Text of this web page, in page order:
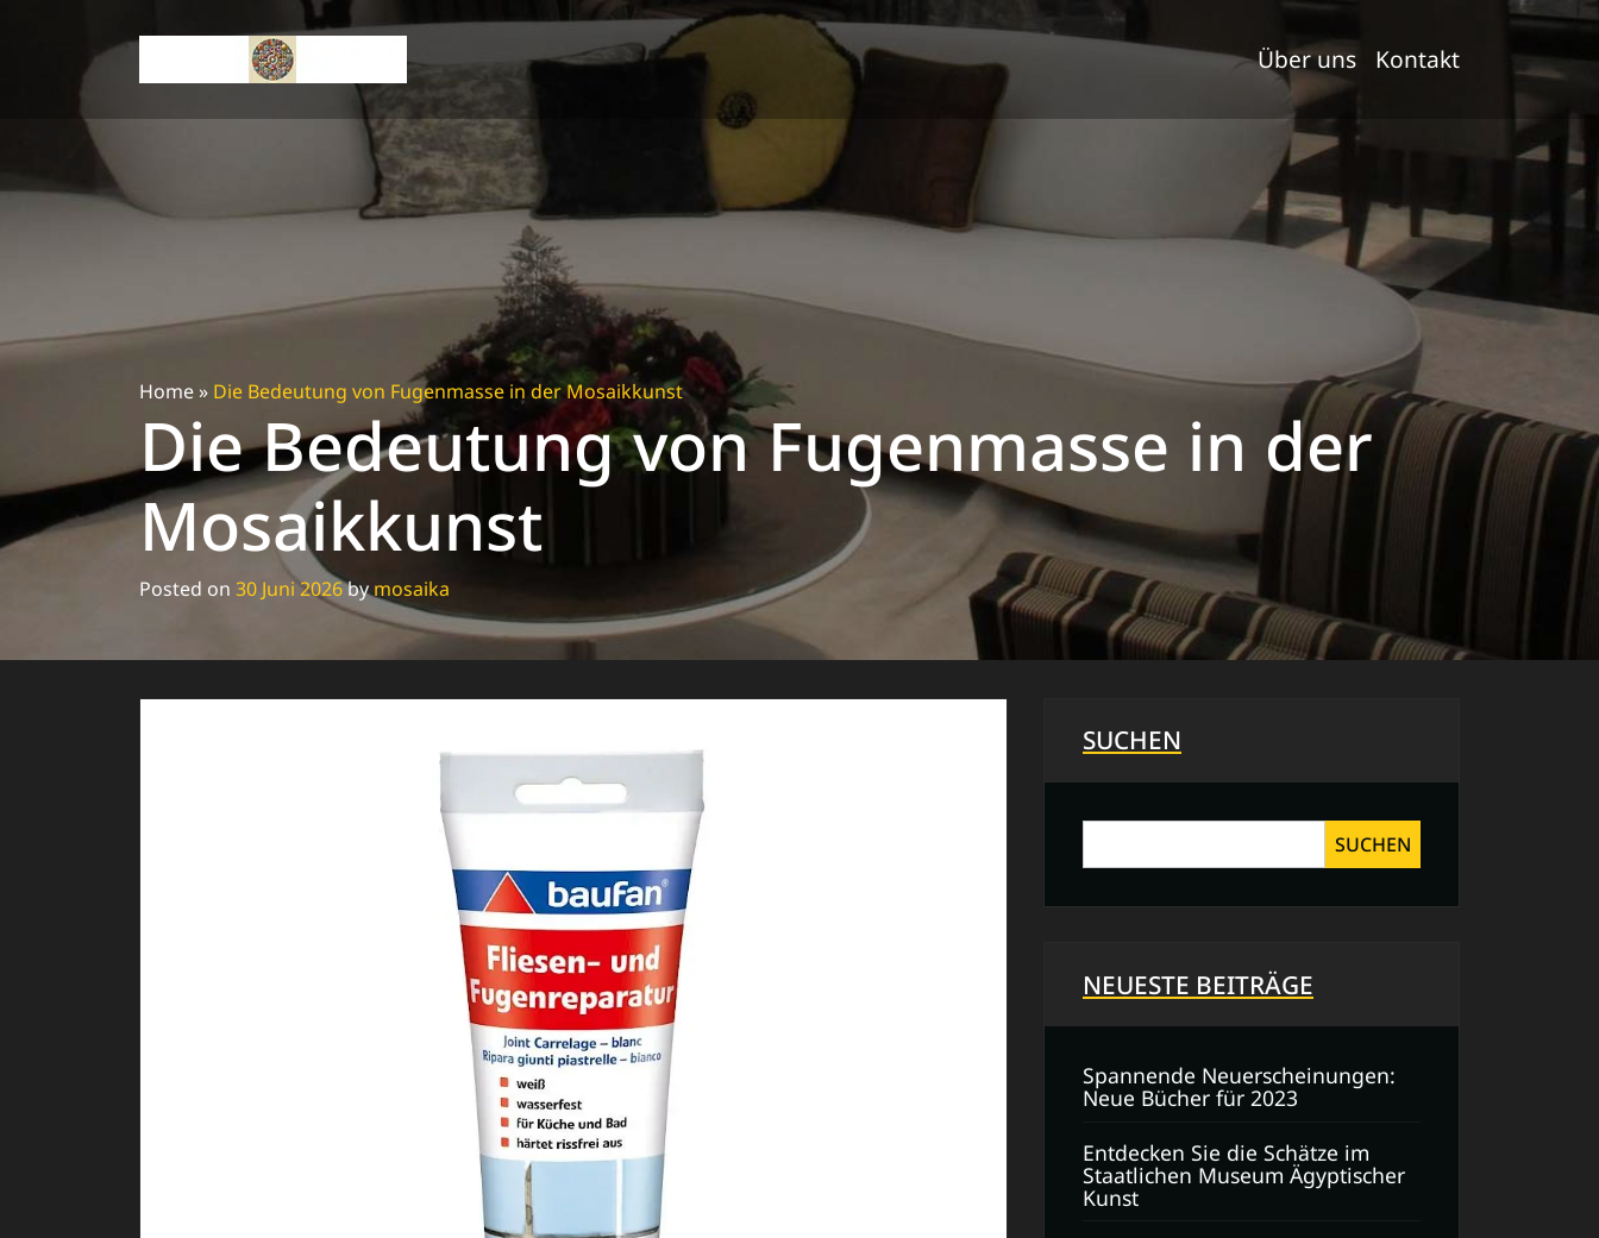
Über uns Kontakt
Home » Die Bedeutung von Fugenmasse in der Mosaikkunst
Die Bedeutung von Fugenmasse in der
Mosaikkunst
Posted on 30 Juni 2026bymosaika
SUCHEN
SUCHEN
NEUESTE BEITRÄGE
Spannende Neuerscheinungen:
Neue Bücher für 2023
Entdecken Sie die Schätze im
Staatlichen Museum Ägyptischer
Kunst